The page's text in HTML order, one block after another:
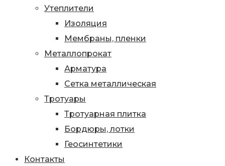
Утеплители
Изоляция
Мембраны, пленки
Металлопрокат
Арматура
Сетка металлическая
Тротуары
Тротуарная плитка
Бордюры, лотки
Геосинтетики
Контакты